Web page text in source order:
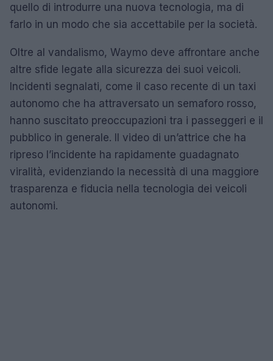
quello di introdurre una nuova tecnologia, ma di
farlo in un modo che sia accettabile per la società.
Oltre al vandalismo, Waymo deve affrontare anche
altre sfide legate alla sicurezza dei suoi veicoli.
Incidenti segnalati, come il caso recente di un taxi
autonomo che ha attraversato un semaforo rosso,
hanno suscitato preoccupazioni tra i passeggeri e il
pubblico in generale. Il video di un’attrice che ha
ripreso l’incidente ha rapidamente guadagnato
viralità, evidenziando la necessità di una maggiore
trasparenza e fiducia nella tecnologia dei veicoli
autonomi.